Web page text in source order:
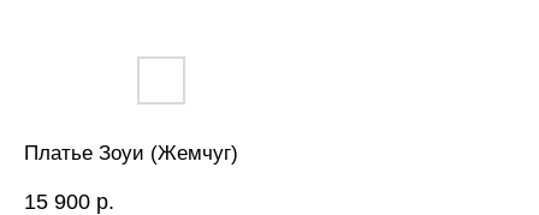
Платье Зоуи (Жемчуг)
15 900 р.